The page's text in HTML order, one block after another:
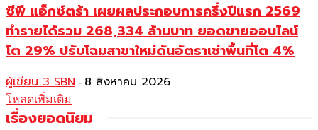
ซีพี แอ็กซ์ตร้า เผยผลประกอบการครึ่งปีแรก 2569
ทำรายได้รวม 268,334 ล้านบาท ยอดขายออนไลน์
โต 29% ปรับโฉมสาขาใหม่ดันอัตราเช่าพื้นที่โต 4%
ผู้เขียน 3 SBN - 8 สิงหาคม 2026
โหลดเพิ่มเติม
เรื่องยอดนิยม